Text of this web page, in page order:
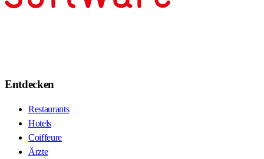
Entdecken
Restaurants
Hotels
Coiffeure
Ärzte